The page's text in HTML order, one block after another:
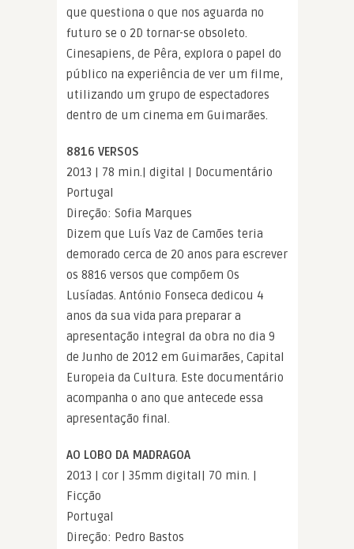
que questiona o que nos aguarda no
futuro se o 2D tornar-se obsoleto.
Cinesapiens, de Pêra, explora o papel do
público na experiência de ver um filme,
utilizando um grupo de espectadores
dentro de um cinema em Guimarães.
8816 VERSOS
2013 | 78 min.| digital | Documentário
Portugal
Direção: Sofia Marques
Dizem que Luís Vaz de Camões teria
demorado cerca de 20 anos para escrever
os 8816 versos que compõem Os
Lusíadas. António Fonseca dedicou 4
anos da sua vida para preparar a
apresentação integral da obra no dia 9
de Junho de 2012 em Guimarães, Capital
Europeia da Cultura. Este documentário
acompanha o ano que antecede essa
apresentação final.
AO LOBO DA MADRAGOA
2013 | cor | 35mm digital| 70 min. |
Ficção
Portugal
Direção: Pedro Bastos